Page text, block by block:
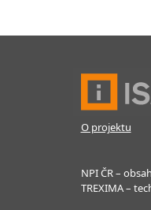
O projektu
NPI ČR – obsah
TREXIMA –